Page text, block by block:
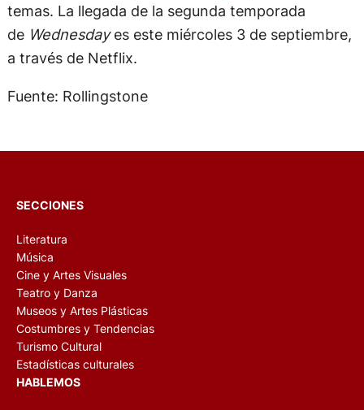
temas. La llegada de la segunda temporada
de Wednesdayes este miércoles 3 de septiembre,
a través de Netflix.
Fuente: Rollingstone
SECCIONES
Literatura
Música
Cine y Artes Visuales
Teatro y Danza
Museos y Artes Plásticas
Costumbres y Tendencias
Turismo Cultural
Estadísticas culturales
HABLEMOS